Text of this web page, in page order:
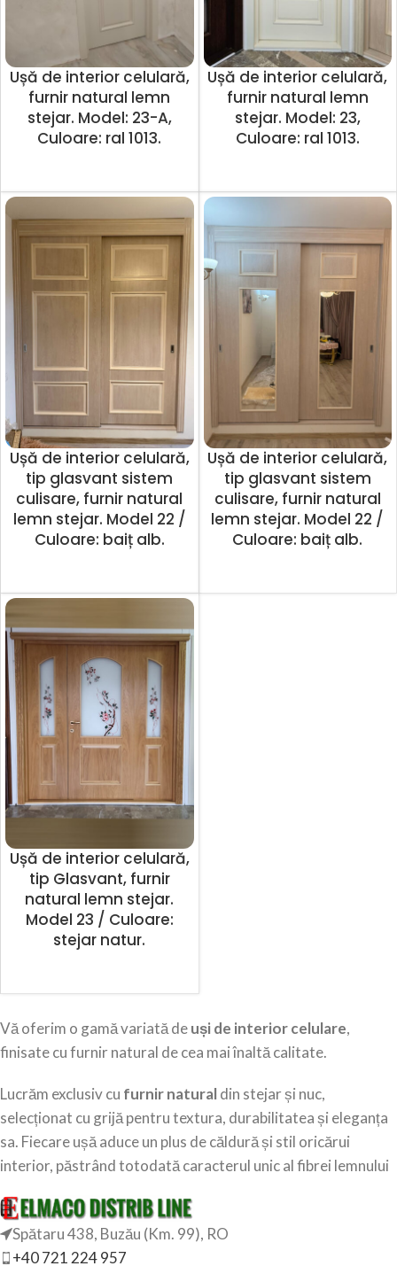
Ușă de interior celulară,
furnir natural lemn
stejar. Model: 23-A,
Culoare: ral 1013.
Ușă de interior celulară,
furnir natural lemn
stejar. Model: 23,
Culoare: ral 1013.
Ușă de interior celulară,
tip glasvant sistem
culisare, furnir natural
lemn stejar. Model 22 /
Culoare: baiț alb.
Ușă de interior celulară,
tip glasvant sistem
culisare, furnir natural
lemn stejar. Model 22 /
Culoare: baiț alb.
Ușă de interior celulară,
tip Glasvant, furnir
natural lemn stejar.
Model 23 / Culoare:
stejar natur.
Vă oferim o gamă variată deuși de interior celulare,
finisate cu furnir natural de cea mai înaltă calitate.
Lucrăm exclusiv cu furnir naturaldin stejar și nuc,
selecționat cu grijă pentru textura, durabilitatea și eleganța
sa. Fiecare ușă aduce un plus de căldură și stil oricărui
interior, păstrând totodată caracterul unic al fibrei lemnului
Spătaru 438, Buzău (Km. 99), RO
+40 721 224 957